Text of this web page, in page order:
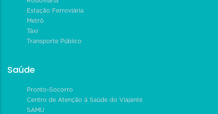
Estação Ferroviária
Metrô
Táxi
Transporte Público
Saúde
Pronto-Socorro
Centro de Atenção à Saúde do Viajante
SAMU